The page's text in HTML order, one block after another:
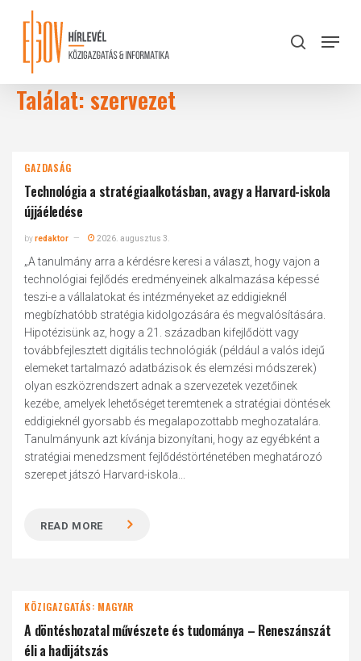
content
search
Menu
Találat: szervezet
GAZDASÁG
Technológia a stratégiaalkotásban, avagy a Harvard-iskola
újjáéledése
byredaktor 2026. augusztus 3.
„A tanulmány arra a kérdésre keresi a választ, hogy vajon a
technológiai fejlődés eredményeinek alkalmazása képessé
teszi-e a vállalatokat és intézményeket az eddigieknél
megbízhatóbb stratégia kidolgozására és megvalósítására.
Hipotézisünk az, hogy a 21. században kifejlődött vagy
továbbfejlesztett digitális technológiák (például a valós idejű
elemeket tartalmazó adatbázisok és elemzési módszerek)
olyan eszközrendszert adnak a szervezetek vezetőinek
kezébe, amelyek lehetőséget teremtenek a stratégiai döntések
eddigieknél gyorsabb és megalapozottabb meghozatalára.
Tanulmányunk azt kívánja bizonyítani, hogy az egyébként a
stratégiai menedzsment fejlődéstörténetében meghatározó
szerepet játszó Harvard-iskola...
READ MORE
KÖZIGAZGATÁS: MAGYAR
A döntéshozatal művészete és tudománya – Reneszánszát
éli a hadijátszás
Close